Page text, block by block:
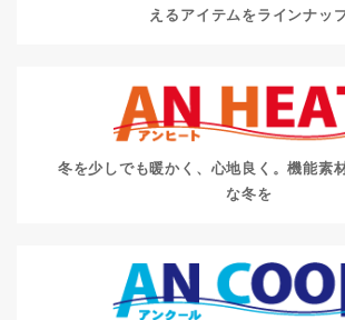
えるアイテムをラインナッ
冬を少しでも暖かく、心地良く。機能素
な冬を